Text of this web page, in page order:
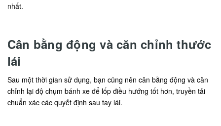
nhất.
Cân bằng động và căn chỉnh thước
lái
Sau một thời gian sử dụng, bạn cũng nên cân bằng động và căn
chỉnh lại độ chụm bánh xe để lốp điều hướng tốt hơn, truyền tải
chuẩn xác các quyết định sau tay lái.